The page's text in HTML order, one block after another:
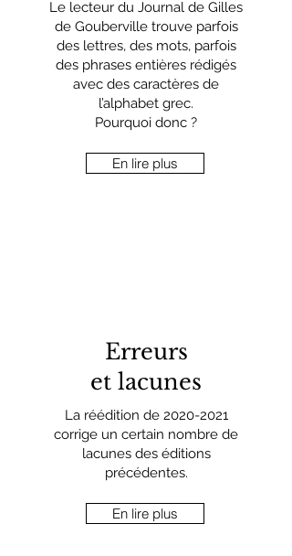
Le lecteur du Journal de Gilles
de Gouberville trouve parfois
des lettres, des mots, parfois
des phrases entières rédigés
avec des caractères de
l’alphabet grec.
Pourquoi donc ?
En lire plus
Erreurs
et lacunes
La réédition de 2020-2021
corrige un certain nombre de
lacunes des éditions
précédentes.
En lire plus